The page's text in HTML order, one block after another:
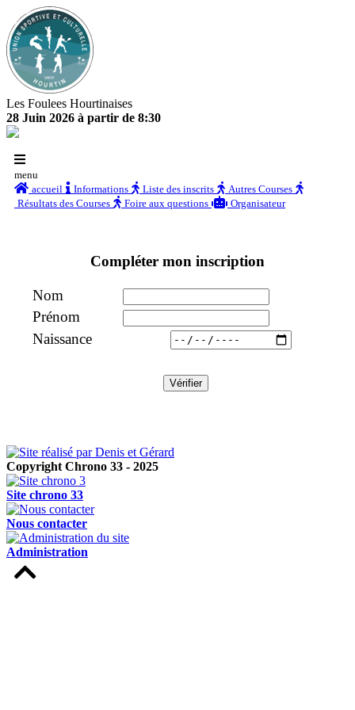
Les Foulees Hourtinaises
28 Juin 2026 à partir de 8:30
menu
accueil
Informations Liste des inscrits
Autres Courses
Résultats des Courses
Foire aux questions Organisateur
Compléter mon inscription
Nom
Prénom
Naissance
Copyright Chrono 33 - 2025
Site chrono 33
Nous contacter
Administration